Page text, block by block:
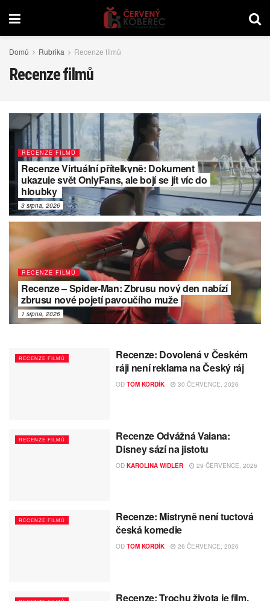
Domů Rubrika Recenze filmů
Recenze filmů
RECENZE FILMŮ
Recenze Virtuální přítelkyně: Dokument
ukazuje svět OnlyFans, ale bojí se jít víc do
hloubky
3 srpna, 2026
RECENZE FILMŮ
Recenze – Spider-Man: Zbrusu nový den nabízí
zbrusu nové pojetí pavoučího muže
1 srpna, 2026
RECENZE FILMŮ
Recenze: Dovolená v Českém
ráji není reklama na Český ráj
OD TOM KORDÍK 30 ČERVENCE, 2026
RECENZE FILMŮ
Recenze Odvážná Vaiana:
Disney sází na jistotu
OD KAROLINA WIDLER 29 ČERVENCE, 2026
RECENZE FILMŮ
Recenze: Mistryně není tuctová
česká komedie
OD TOM KORDÍK 26 ČERVENCE, 2026
Recenze: Trochu života je film,